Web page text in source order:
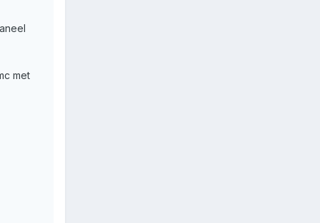
met